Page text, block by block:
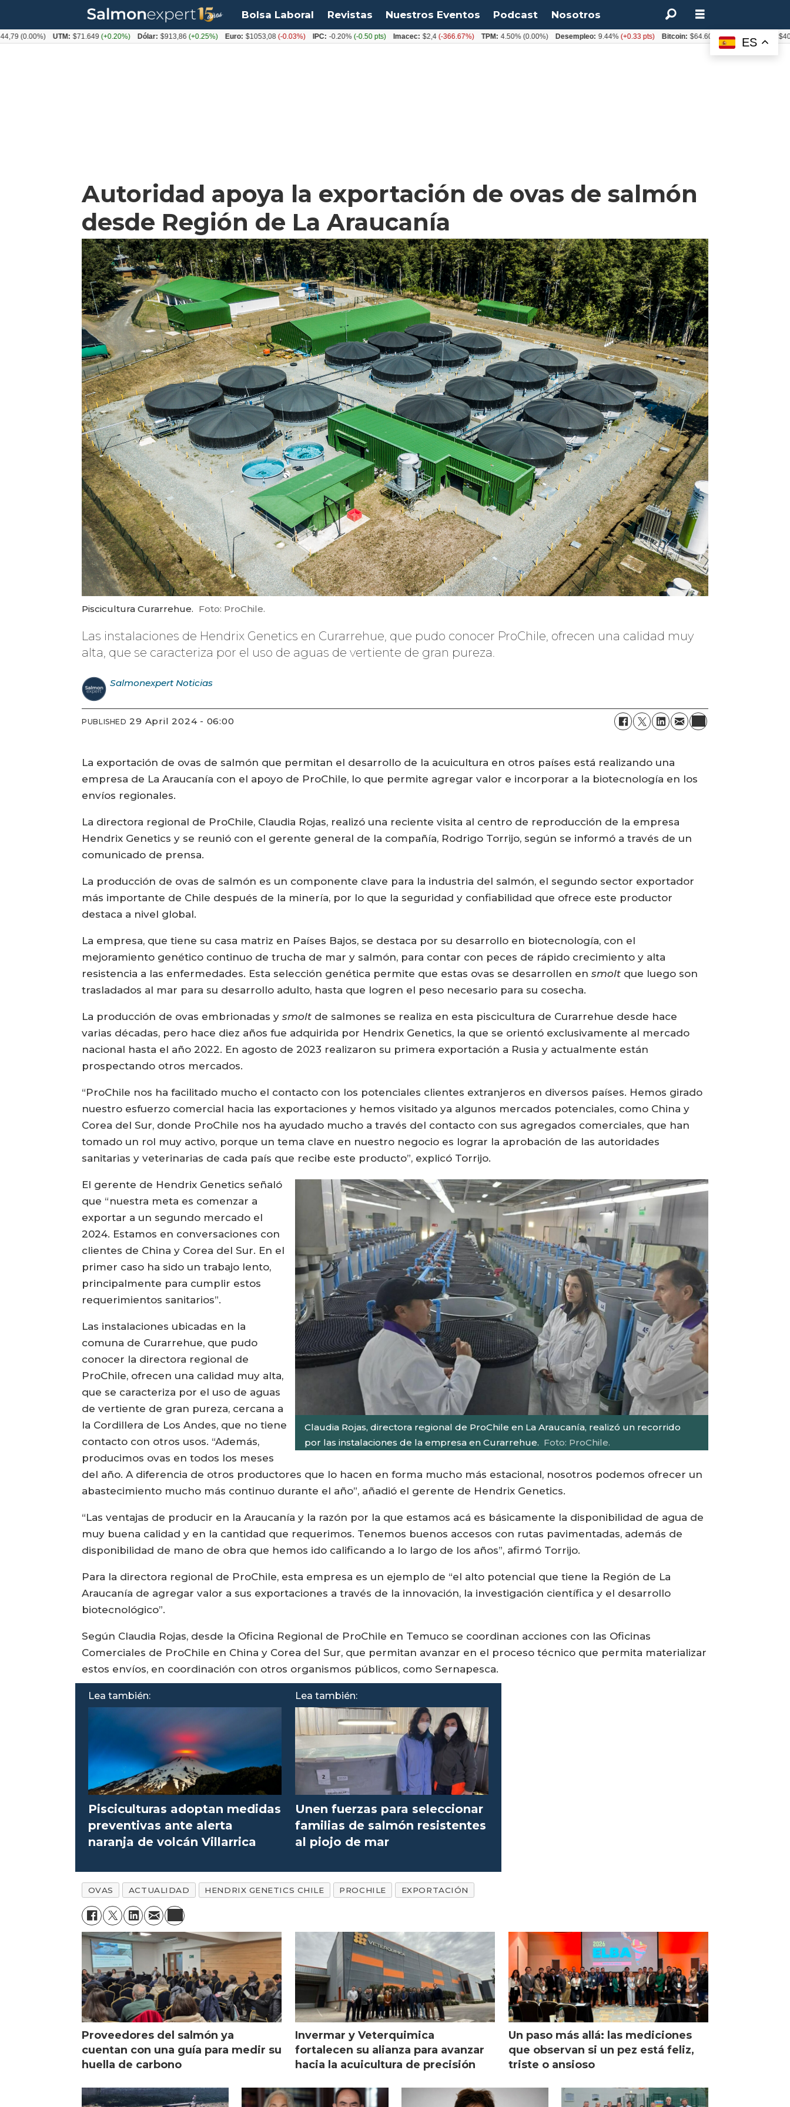
Bolsa Laboral Revistas Nuestros Eventos Podcast Nosotros
Autoridad apoya la exportación de ovas de salmón
desde Región de La Araucanía
Piscicultura Curarrehue. Foto: ProChile.
Las instalaciones de Hendrix Genetics en Curarrehue, que pudo conocer ProChile, ofrecen una calidad muy
alta, que se caracteriza por el uso de aguas de vertiente de gran pureza.
Salmonexpert Noticias
PUBLISHED 29 April 2024 - 06:00
La exportación de ovas de salmón que permitan el desarrollo de la acuicultura en otros países está realizando una
empresa de La Araucanía con el apoyo de ProChile, lo que permite agregar valor e incorporar a la biotecnología en los
envíos regionales.
La directora regional de ProChile, Claudia Rojas, realizó una reciente visita al centro de reproducción de la empresa
Hendrix Genetics y se reunió con el gerente general de la compañía, Rodrigo Torrijo, según se informó a través de un
comunicado de prensa.
La producción de ovas de salmón es un componente clave para la industria del salmón, el segundo sector exportador
más importante de Chile después de la minería, por lo que la seguridad y confiabilidad que ofrece este productor
destaca a nivel global.
La empresa, que tiene su casa matriz en Países Bajos, se destaca por su desarrollo en biotecnología, con el
mejoramiento genético continuo de trucha de mar y salmón, para contar con peces de rápido crecimiento y alta
resistencia a las enfermedades. Esta selección genética permite que estas ovas se desarrollen ensmolt que luego son
trasladados al mar para su desarrollo adulto, hasta que logren el peso necesario para su cosecha.
La producción de ovas embrionadas ysmolt de salmones se realiza en esta piscicultura de Curarrehue desde hace
varias décadas, pero hace diez años fue adquirida por Hendrix Genetics, la que se orientó exclusivamente al mercado
nacional hasta el año 2022. En agosto de 2023 realizaron su primera exportación a Rusia y actualmente están
prospectando otros mercados.
“ProChile nos ha facilitado mucho el contacto con los potenciales clientes extranjeros en diversos países. Hemos girado
nuestro esfuerzo comercial hacia las exportaciones y hemos visitado ya algunos mercados potenciales, como China y
Corea del Sur, donde ProChile nos ha ayudado mucho a través del contacto con sus agregados comerciales, que han
tomado un rol muy activo, porque un tema clave en nuestro negocio es lograr la aprobación de las autoridades
sanitarias y veterinarias de cada país que recibe este producto”, explicó Torrijo.
Claudia Rojas, directora regional de ProChile en La Araucanía, realizó un recorrido
por las instalaciones de la empresa en Curarrehue. Foto: ProChile.
El gerente de Hendrix Genetics señaló
que “nuestra meta es comenzar a
exportar a un segundo mercado el
2024. Estamos en conversaciones con
clientes de China y Corea del Sur. En el
primer caso ha sido un trabajo lento,
principalmente para cumplir estos
requerimientos sanitarios”.
Las instalaciones ubicadas en la
comuna de Curarrehue, que pudo
conocer la directora regional de
ProChile, ofrecen una calidad muy alta,
que se caracteriza por el uso de aguas
de vertiente de gran pureza, cercana a
la Cordillera de Los Andes, que no tiene
contacto con otros usos. “Además,
producimos ovas en todos los meses
del año. A diferencia de otros productores que lo hacen en forma mucho más estacional, nosotros podemos ofrecer un
abastecimiento mucho más continuo durante el año”, añadió el gerente de Hendrix Genetics.
“Las ventajas de producir en la Araucanía y la razón por la que estamos acá es básicamente la disponibilidad de agua de
muy buena calidad y en la cantidad que requerimos. Tenemos buenos accesos con rutas pavimentadas, además de
disponibilidad de mano de obra que hemos ido calificando a lo largo de los años”, afirmó Torrijo.
Para la directora regional de ProChile, esta empresa es un ejemplo de “el alto potencial que tiene la Región de La
Araucanía de agregar valor a sus exportaciones a través de la innovación, la investigación científica y el desarrollo
biotecnológico”.
Según Claudia Rojas, desde la Oficina Regional de ProChile en Temuco se coordinan acciones con las Oficinas
Comerciales de ProChile en China y Corea del Sur, que permitan avanzar en el proceso técnico que permita materializar
estos envíos, en coordinación con otros organismos públicos, como Sernapesca.
Lea también:
Pisciculturas adoptan medidas
preventivas ante alerta
naranja de volcán Villarrica
Lea también:
Unen fuerzas para seleccionar
familias de salmón resistentes
al piojo de mar
OVAS ACTUALIDAD HENDRIX GENETICS CHILE PROCHILE EXPORTACIÓN
Proveedores del salmón ya
cuentan con una guía para medir su
huella de carbono
Invermar y Veterquimica
fortalecen su alianza para avanzar
hacia la acuicultura de precisión
Un paso más allá: las mediciones
que observan si un pez está feliz,
triste o ansioso
ES
UTM: $71.649(+0.20%) Dólar: $913,86(+0.25%) Euro: $1053,08(-0.03%) IPC: -0.20% (-0.50 pts) Imacec: $2,4(-366.67%) TPM: 4.50%(0.00%) Desempleo: 9.44%(+0.33 pts) Bitcoin: $64.600,08(+2.93%) $40.844,79